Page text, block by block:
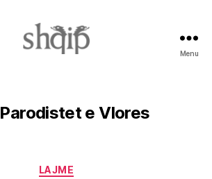
Menu
Parodistet e Vlores
Categories
LAJME